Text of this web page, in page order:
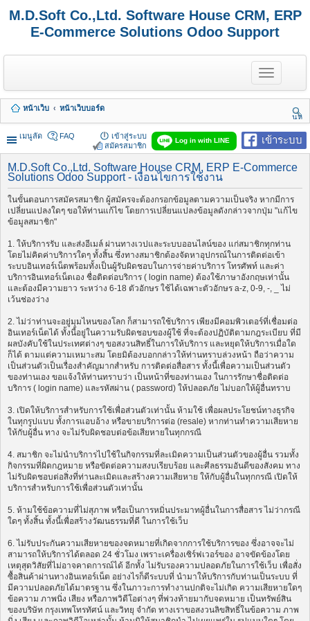
M.D.Soft Co.,Ltd. Software House CRM, ERP
E-Commerce Solutions Odoo Support
T
o
g
e
n
a
v
i
a
t
i
o
หน้าเว็บ
หน้าเว็บบอร์ด
นห
า
เมนูลัด
เข้าระบบ
Log in with LINE
FAQ
เข้าสู่ระบบ
สมัครสมาชิก
M.D.Soft Co.,Ltd. Software House CRM, ERP E-Commerce
Solutions Odoo Support - เงื่อนไขการใช้งาน
ในขั้นตอนการสมัครสมาชิก ผู้สมัครจะต้องกรอกข้อมูลตามความเป็นจริง หากมีการ
เปลี่ยนแปลงใดๆ ขอให้ท่านแก้ไข โดยการเปลี่ยนแปลงข้อมูลดังกล่าวจากปุ่ม "แก้ไข
ข้อมูลสมาชิก"
1. ให้บริการรับ และส่งอีเมล์ ผ่านทางเวปและระบบออนไลน์ของ แก่สมาชิกทุกท่าน
โดยไม่คิดค่าบริการใดๆ ทั้งสิ้น ซึ่งทางสมาชิกต้องจัดหาอุปกรณ์ในการติดต่อเข้า
ระบบอินเทอร์เน็ตพร้อมทั้งเป็นผู้รับผิดชอบในการจ่ายค่าบริการ โทรศัพท์ และค่า
บริการอินเทอร์เน็ตเอง ชื่อติดต่อบริการ ( login name) ต้องใช้ภาษาอังกฤษเท่านั้น
และต้องมีความยาว ระหว่าง 6-18 ตัวอักษร ใช้ได้เฉพาะตัวอักษร a-z, 0-9, -, _ ไม่
เว้นช่องว่าง
2. ไม่ว่าท่านจะอยู่มุมไหนของโลก ก็สามารถใช้บริการ เพียงมีคอมพิวเตอร์ที่เชื่อมต่อ
อินเทอร์เน็ตได้ ทั้งนี้อยู่ในความรับผิดชอบของผู้ใช้ ที่จะต้องปฏิบัติตามกฎระเบียบ ที่มี
ผลบังคับใช้ในประเทศต่างๆ ขอสงวนสิทธิ์ในการให้บริการ และหยุดให้บริการเมื่อใด
ก็ได้ ตามแต่ความเหมาะสม โดยมิต้องบอกกล่าวให้ท่านทราบล่วงหน้า ถือว่าความ
เป็นส่วนตัวเป็นเรื่องสำคัญมากสำหรับ การติดต่อสื่อสาร ทั้งนี้เพื่อความเป็นส่วนตัว
ของท่านเอง ขอแจ้งให้ท่านทราบว่า เป็นหน้าที่ของท่านเอง ในการรักษาชื่อติดต่อ
บริการ ( login name) และรหัสผ่าน ( password) ให้ปลอดภัย ไม่บอกให้ผู้อื่นทราบ
3. เปิดให้บริการสำหรับการใช้เพื่อส่วนตัวเท่านั้น ห้ามใช้ เพื่อผลประโยชน์ทางธุรกิจ
ในทุกรูปแบบ ทั้งการแอบอ้าง หรือขายบริการต่อ (resale) หากท่านทำความเสียหาย
ให้กับผู้อื่น ทาง จะไม่รับผิดชอบต่อข้อเสียหายในทุกกรณี
4. สมาชิก จะไม่นำบริการไปใช้ในกิจกรรมที่ละเมิดความเป็นส่วนตัวของผู้อื่น รวมทั้ง
กิจกรรมที่ผิดกฎหมาย หรือขัดต่อความสงบเรียบร้อย และศีลธรรมอันดีของสังคม ทาง
ไม่รับผิดชอบต่อสิ่งที่ท่านละเมิดและสร้างความเสียหาย ให้กับผู้อื่นในทุกกรณี เปิดให้
บริการสำหรับการใช้เพื่อส่วนตัวเท่านั้น
5. ห้ามใช้ข้อความที่ไม่สุภาพ หรือเป็นการหมิ่นประมาทผู้อื่นในการสื่อสาร ไม่ว่ากรณี
ใดๆ ทั้งสิ้น ทั้งนี้เพื่อสร้างวัฒนธรรมที่ดี ในการใช้เว็บ
6. ไม่รับประกันความเสียหายของจดหมายที่เกิดจากการใช้บริการของ ซึ่งอาจจะไม่
สามารถให้บริการได้ตลอด 24 ชั่วโมง เพราะเครื่องเซิร์ฟเวอร์ของ อาจขัดข้องโดย
เหตุสุดวิสัยที่ไม่อาจคาดการณ์ได้ อีกทั้ง ไม่รับรองความปลอดภัยในการใช้เว็บ เพื่อสั่ง
ซื้อสินค้าผ่านทางอินเทอร์เน็ต อย่างไรก็ดีระบบที่ นำมาให้บริการกับท่านเป็นระบบ ที่
มีความปลอดภัยได้มาตรฐาน ซึ่งในภาวะการทำงานปกติจะไม่เกิด ความเสียหายใดๆ
ข้อความ ภาพนิ่ง เสียง หรือภาพวิดีโอต่างๆ ที่พ่วงท้ายมากับจดหมาย เป็นทรัพย์สิน
ของบริษัท กรุงเทพโทรทัศน์ และวิทยุ จำกัด ทางเราขอสงวนลิขสิทธิ์ในข้อความ ภาพ